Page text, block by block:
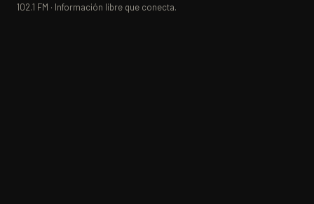
102.1 FM · Información libre que conecta.